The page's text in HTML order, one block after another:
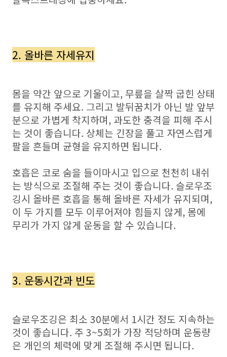
2. 올바른 자세유지
몸을 약간 앞으로 기울이고, 무릎을 살짝 굽힌 상태
를 유지해 주세요. 그리고 발뒤꿈치가 아닌 발 앞부
분으로 가볍게 착지하며, 과도한 충격을 피해 주시
는 것이 좋습니다. 상체는 긴장을 풀고 자연스럽게
팔을 흔들며 균형을 유지하면 됩니다.
호흡은 코로 숨을 들이마시고 입으로 천천히 내쉬
는 방식으로 조절해 주는 것이 좋습니다. 슬로우조
깅시 올바른 호흡을 통해 올바른 자세가 유지되며,
이 두 가지를 모두 이루어져야 힘들지 않게, 몸에
무리가 가지 않게 운동을 할 수 있습니다.
3. 운동시간과 빈도
슬로우조깅은 최소 30분에서 1시간 정도 지속하는
것이 좋습니다. 주 3~5회가 가장 적당하며 운동량
은 개인의 체력에 맞게 조절해 주시면 됩니다.